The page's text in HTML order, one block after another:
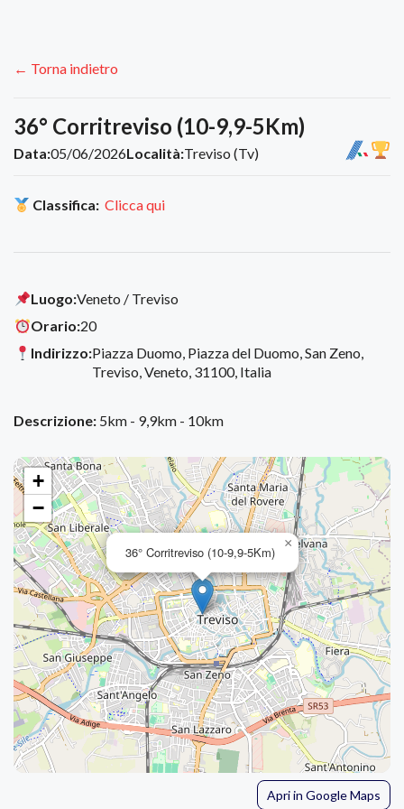
← Torna indietro
36° Corritreviso (10-9,9-5Km)
Data:05/06/2026Località:Treviso (Tv)
Classifica: Clicca qui
Luogo:Veneto / Treviso
Orario:20
Indirizzo:Piazza Duomo, Piazza del Duomo, San Zeno,
Treviso, Veneto, 31100, Italia
Descrizione: 5km - 9,9km - 10km
36° Corritreviso (10-9,9-5Km)
×
+
−
Apri in Google Maps